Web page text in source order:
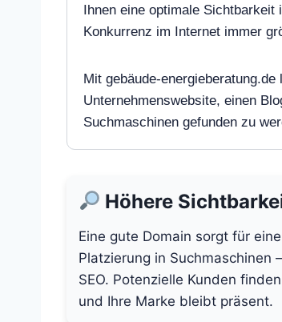
Ihnen eine optimale
Konkurrenz im Internet immer
Mit gebäude-
Unternehmenswebsite, einen
Suchmaschinen gefunden zu
Höhere
Eine gute Domain sorgt für
Platzierung in Suchmaschinen
SEO. Potenzielle Kunden
und Ihre Marke bleibt präsent.